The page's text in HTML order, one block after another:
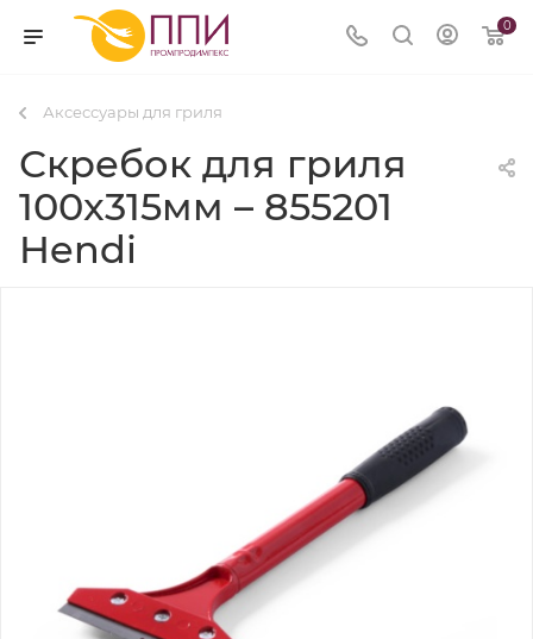
0
Аксессуары для гриля
Скребок для гриля
100x315мм – 855201
Hendi